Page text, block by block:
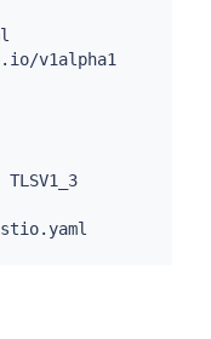
v1alpha1
TLSV1_3